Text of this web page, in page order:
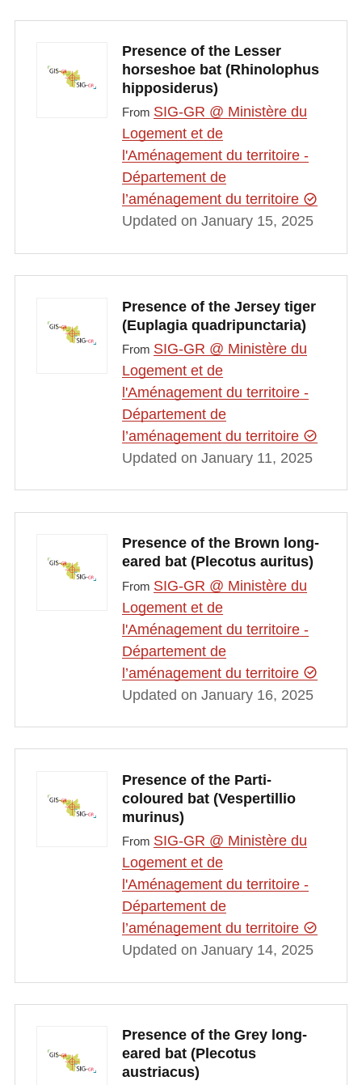
Presence of the Lesser
horseshoe bat (Rhinolophus
hipposiderus)
From SIG-GR @ Ministère du
Logement et de
l'Aménagement du territoire -
Département de
l’aménagement du territoire
Updated on January 15, 2025
Presence of the Jersey tiger
(Euplagia quadripunctaria)
From SIG-GR @ Ministère du
Logement et de
l'Aménagement du territoire -
Département de
l’aménagement du territoire
Updated on January 11, 2025
Presence of the Brown long-
eared bat (Plecotus auritus)
From SIG-GR @ Ministère du
Logement et de
l'Aménagement du territoire -
Département de
l’aménagement du territoire
Updated on January 16, 2025
Presence of the Parti-
coloured bat (Vespertillio
murinus)
From SIG-GR @ Ministère du
Logement et de
l'Aménagement du territoire -
Département de
l’aménagement du territoire
Updated on January 14, 2025
Presence of the Grey long-
eared bat (Plecotus
austriacus)